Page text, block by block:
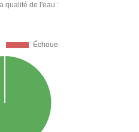
qualité de l'eau :